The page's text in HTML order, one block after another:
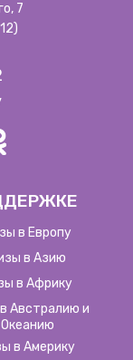
7
в Европу
в Азию
в Африку
Австралию и
Океанию
в Америку